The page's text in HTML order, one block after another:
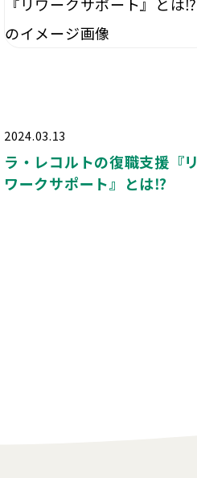
2024.03.13
ラ・レコルトの復職支援『リ
ワークサポート』とは⁉️